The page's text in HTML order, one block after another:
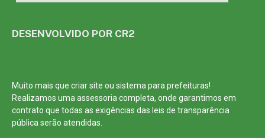
DESENVOLVIDO POR CR2
Muito mais que criar site ou sistema para prefeituras!
Realizamos umaassessoriacompleta, onde garantimos em
contrato que todas as exigências das leis de transparência
públicaserão atendidas.